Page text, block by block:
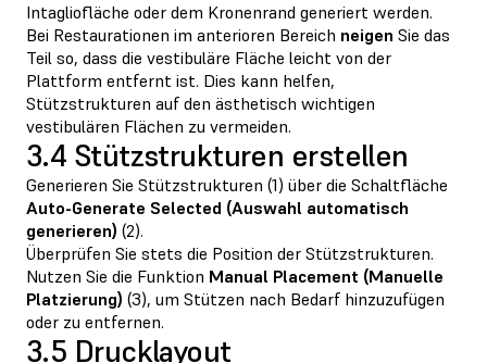
Intagliofläche oder dem Kronenrand generiert werden.
Bei Restaurationen im anterioren Bereich neigen Sie das
Teil so, dass die vestibuläre Fläche leicht von der
Plattform entfernt ist. Dies kann helfen,
Stützstrukturen auf den ästhetisch wichtigen
vestibulären Flächen zu vermeiden.
3.4 Stützstrukturen erstellen
Generieren Sie Stützstrukturen (1) über die Schaltfläche
Auto-Generate Selected (Auswahl automatisch
generieren) (2).
Überprüfen Sie stets die Position der Stützstrukturen.
Nutzen Sie die Funktion Manual Placement (Manuelle
Platzierung) (3), um Stützen nach Bedarf hinzuzufügen
oder zu entfernen.
3.5 Drucklayout